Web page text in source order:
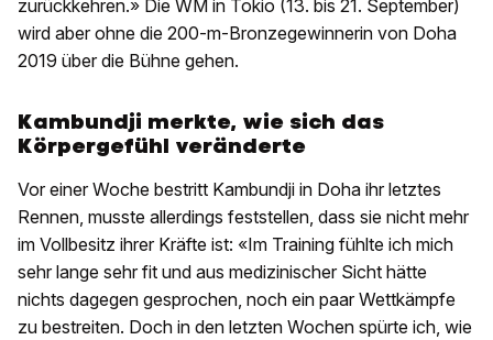
zurückkehren.» Die WM in Tokio (13. bis 21. September)
wird aber ohne die 200-m-Bronzegewinnerin von Doha
2019 über die Bühne gehen.
Kambundji merkte, wie sich das
Körpergefühl veränderte
Vor einer Woche bestritt Kambundji in Doha ihr letztes
Rennen, musste allerdings feststellen, dass sie nicht mehr
im Vollbesitz ihrer Kräfte ist: «Im Training fühlte ich mich
sehr lange sehr fit und aus medizinischer Sicht hätte
nichts dagegen gesprochen, noch ein paar Wettkämpfe
zu bestreiten. Doch in den letzten Wochen spürte ich, wie